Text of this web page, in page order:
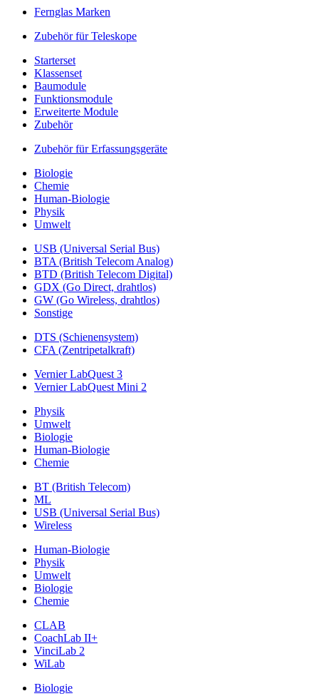
Fernglas Marken
Zubehör für Teleskope
Starterset
Klassenset
Baumodule
Funktionsmodule
Erweiterte Module
Zubehör
Zubehör für Erfassungsgeräte
Biologie
Chemie
Human-Biologie
Physik
Umwelt
USB (Universal Serial Bus)
BTA (British Telecom Analog)
BTD (British Telecom Digital)
GDX (Go Direct, drahtlos)
GW (Go Wireless, drahtlos)
Sonstige
DTS (Schienensystem)
CFA (Zentripetalkraft)
Vernier LabQuest 3
Vernier LabQuest Mini 2
Physik
Umwelt
Biologie
Human-Biologie
Chemie
BT (British Telecom)
ML
USB (Universal Serial Bus)
Wireless
Human-Biologie
Physik
Umwelt
Biologie
Chemie
CLAB
CoachLab II+
VinciLab 2
WiLab
Biologie